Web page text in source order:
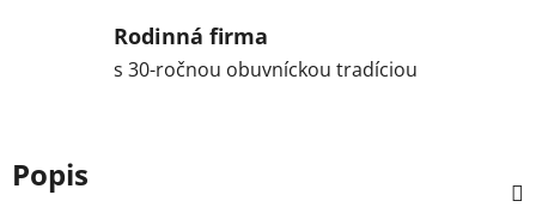
Rodinná firma
s 30-ročnou obuvníckou tradíciou
Popis